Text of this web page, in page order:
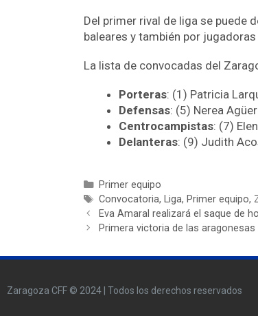
Del primer rival de liga se puede
baleares y también por
La lista de convocadas del
Porteras: (1) Patricia
Defensas: (5) Nerea
Centrocampistas: (7)
Delanteras: (9) Judith
Primer equipo
Convocatoria, Liga, Primer equipo,
Eva Amaral realizará el saque de
Primera victoria de las
Zaragoza CFF © 2024 | Todos los derechos reservados